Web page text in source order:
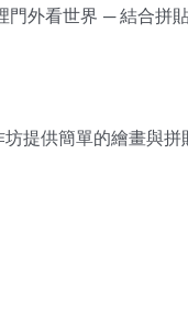
門外看世界 ─結合拼
提供簡單的繪畫與拼